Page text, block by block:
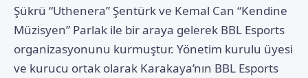
Şükrü “Uthenera” Şentürk ve Kemal Can “Kendine
Müzisyen” Parlak ile bir araya gelerek BBL Esports
organizasyonunu kurmuştur. Yönetim kurulu üyesi
ve kurucu ortak olarak Karakaya’nın BBL Esports